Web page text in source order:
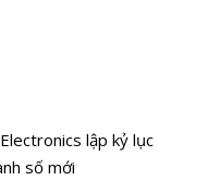
lập kỷ lục
số mới